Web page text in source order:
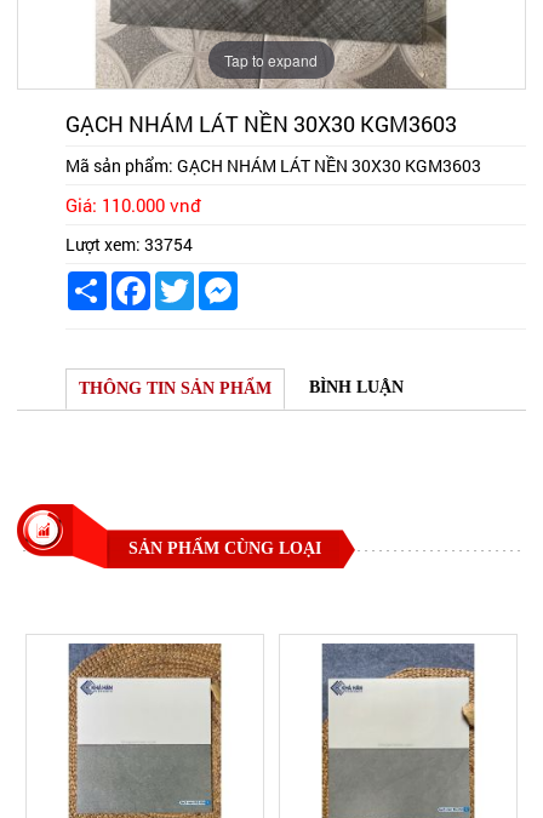
Tap to expand
GẠCH NHÁM LÁT NỀN 30X30 KGM3603
Mã sản phẩm: GẠCH NHÁM LÁT NỀN 30X30 KGM3603
Giá: 110.000 vnđ
Lượt xem: 33754
Share Facebook
Twitter
THÔNG TIN SẢN PHẨM BÌNH LUẬN
SẢN PHẨM CÙNG LOẠI